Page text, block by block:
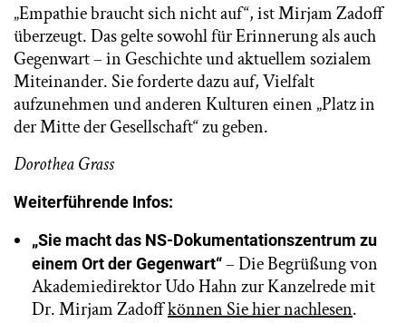
„Empathie braucht sich nicht auf“, ist Mirjam Zadoff
überzeugt. Das gelte sowohl für Erinnerung als auch
Gegenwart – in Geschichte und aktuellem sozialem
Miteinander. Sie forderte dazu auf, Vielfalt
aufzunehmen und anderen Kulturen einen „Platz in
der Mitte der Gesellschaft“ zu geben.
Dorothea Grass
Weiterführende Infos:
„Sie macht das NS-Dokumentationszentrum zu
einem Ort der Gegenwart“– Die Begrüßung von
Akademiedirektor Udo Hahn zur Kanzelrede mit
Dr. Mirjam Zadoffkönnen Sie hier nachlesen.